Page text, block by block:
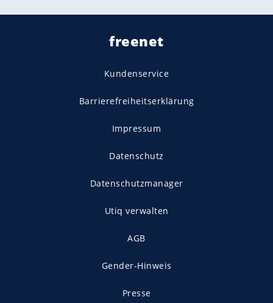
freenet
Kundenservice
Barrierefreiheitserklärung
Impressum
Datenschutz
Datenschutzmanager
Utiq verwalten
AGB
Gender-Hinweis
Presse